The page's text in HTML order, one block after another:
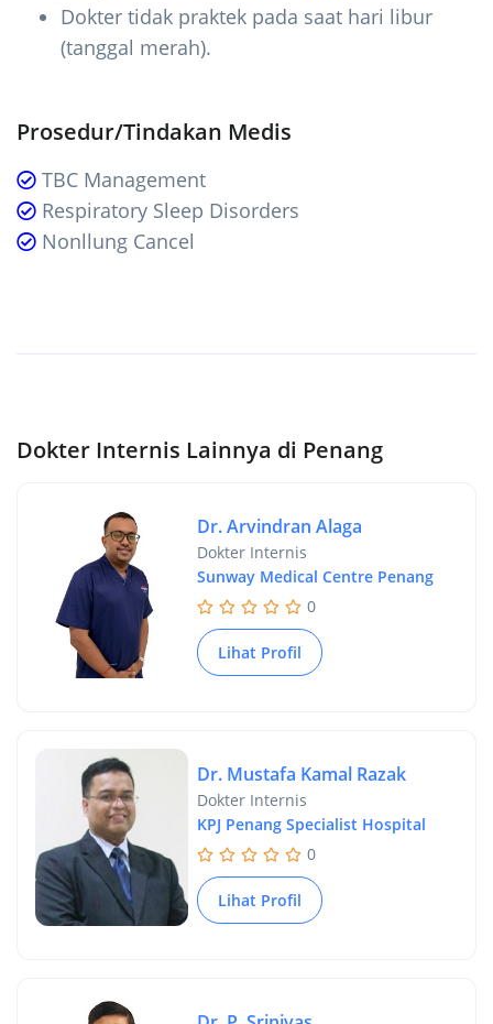
Dokter tidak praktek pada saat hari libur
(tanggal merah).
Prosedur/Tindakan Medis
TBC Management
Respiratory Sleep Disorders
Nonllung Cancel
Dokter Internis Lainnya di Penang
Dr. Arvindran Alaga
Dokter Internis
Sunway Medical Centre Penang
0
Lihat Profil
Dr. Mustafa Kamal Razak
Dokter Internis
KPJ Penang Specialist Hospital
0
Lihat Profil